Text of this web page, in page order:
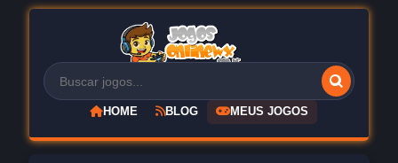
HOME BLOG MEUS JOGOS